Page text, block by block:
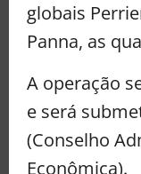
globais
Panna, as
A operação
e será
(Conselho
Econômica).